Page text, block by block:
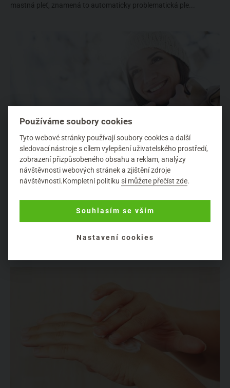
mastná pleť, znamená to automaticky problematická ple...
zvlášť. Rty nemají vlas...
Používáme soubory cookies
Tyto webové stránky používají soubory cookies a další
sledovací nástroje s cílem vylepšení uživatelského prostředí,
zobrazení přizpůsobeného obsahu a reklam, analýzy
návštěvnosti webových stránek a zjištění zdroje
návštěvnosti.Kompletní politikusi můžete přečíst zde.
Souhlasím se vším
Nastavení cookies